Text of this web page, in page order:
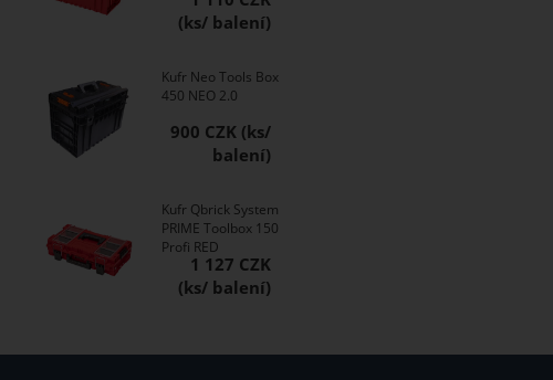
Kufr Neo Tools Box
450 NEO 2.0
900 CZK
Kufr Qbrick System
PRIME Toolbox 150
Profi RED
1 127 CZK